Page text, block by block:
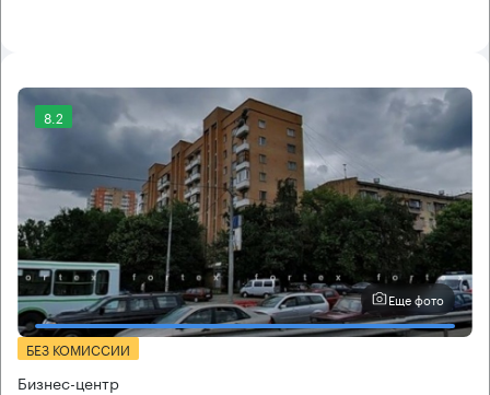
8.2
Еще фото
БЕЗ КОМИССИИ
Бизнес-центр